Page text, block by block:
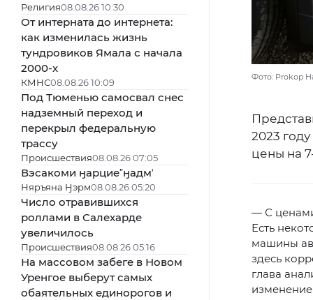
Религия08.08.26 10:30
От интерната до интернета:
как изменилась жизнь
тундровиков Ямала с начала
2000-х
КМНС08.08.26 10:09
Под Тюменью самосвал снес
надземный переход и
перекрыл федеральную
трассу
Происшествия08.08.26 07:05
Вэсакоми ӈарциеˮӈадмʼ
Няръяна Ӈэрм08.08.26 05:20
Число отравившихся
роллами в Салехарде
увеличилось
Происшествия08.08.26 05:16
На массовом забеге в Новом
Уренгое выберут самых
обаятельных единорогов и
Фото: Prokop
2023
цены на
— С
Есть
машины
здесь
глава
изменение